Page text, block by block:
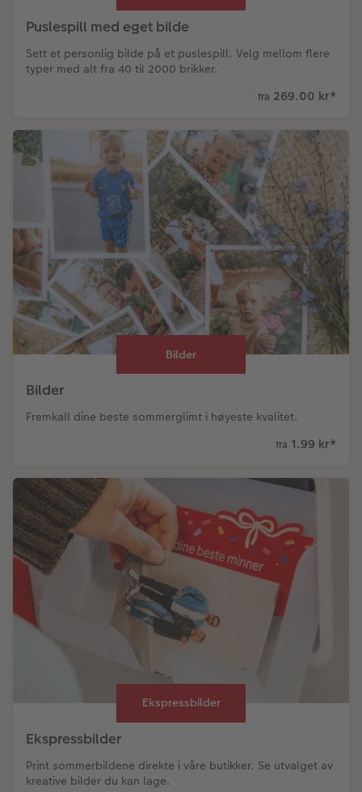
Puslespill med eget bilde
Sett et personlig bilde på et puslespill. Velg mellom flere
typer med alt fra 40 til 2000 brikker.
fra 269.00 kr*
Bilder
Bilder
Fremkall dine beste sommerglimt i høyeste kvalitet.
fra 1.99 kr*
Ekspressbilder
Ekspressbilder
Print sommerbildene direkte i våre butikker. Se utvalget av
kreative bilder du kan lage.